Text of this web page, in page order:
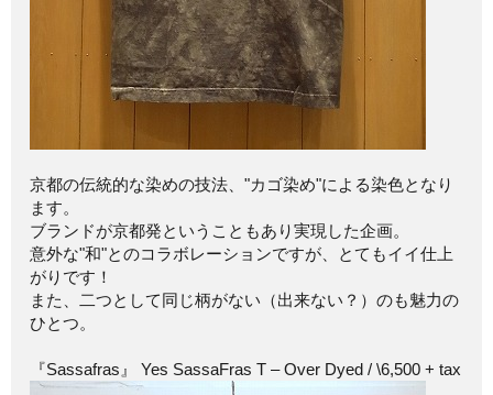
京都の伝統的な染めの技法、"カゴ染め"による染色となり
ます。
ブランドが京都発ということもあり実現した企画。
意外な"和"とのコラボレーションですが、とてもイイ仕上
がりです！
また、二つとして同じ柄がない（出来ない？）のも魅力の
ひとつ。
『Sassafras』 Yes SassaFras T – Over Dyed / \6,500 + tax